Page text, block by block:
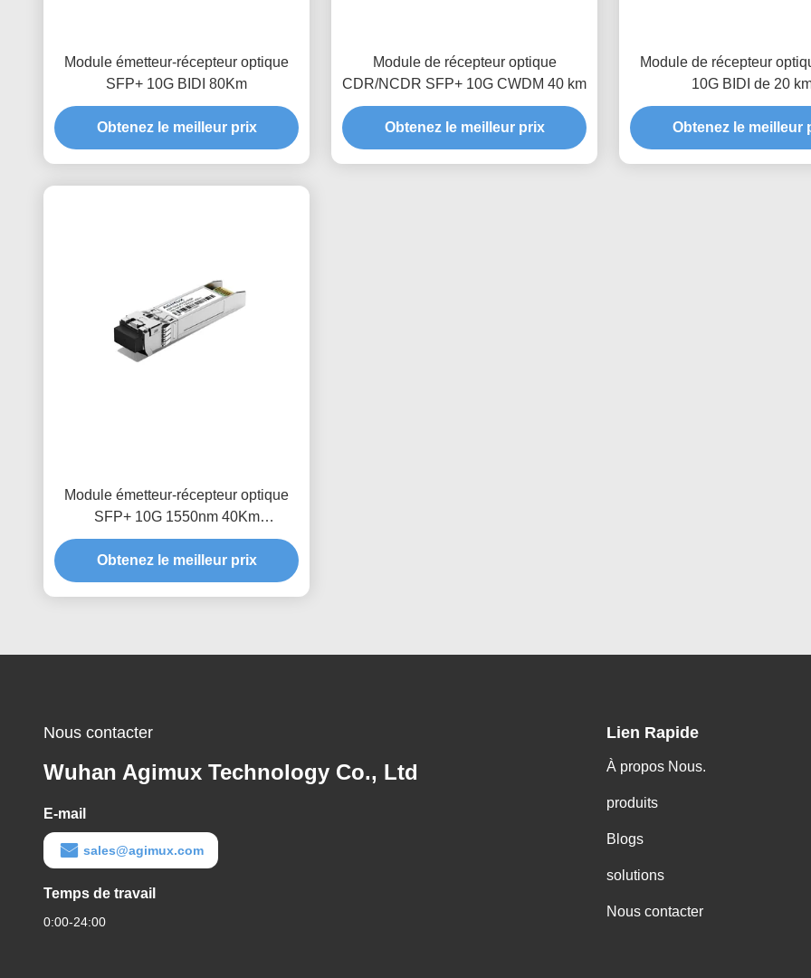
Module émetteur-récepteur optique
SFP+ 10G BIDI 80Km
Obtenez le meilleur prix
Module de récepteur optique
CDR/NCDR SFP+ 10G CWDM 40 km
Obtenez le meilleur prix
Module de récepteur
10G BIDI de 20
Obtenez le meilleur
Module émetteur-récepteur optique
SFP+ 10G 1550nm 40Km
CDR/NCDR
Obtenez le meilleur prix
Nous contacter
Wuhan Agimux Technology Co., Ltd
E-mail
sales@agimux.com
Temps de travail
0:00-24:00
Lien Rapide
À propos Nous.
produits
Blogs
solutions
Nous contacter